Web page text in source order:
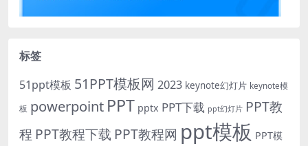
标签
51ppt模板 51PPT模板网 2023 keynote幻灯片 keynote模
板 powerpoint PPT pptx PPT下载 ppt幻灯片 PPT教
程 PPT教程下载 PPT教程网 ppt模板 PPT模